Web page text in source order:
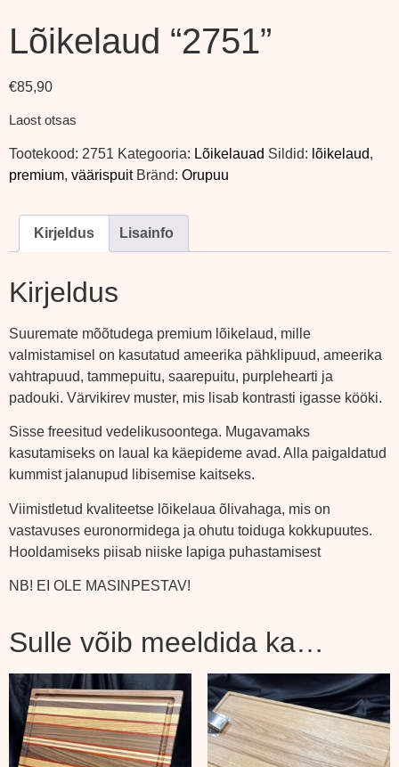
Lõikelaud “2751”
€85,90
Laost otsas
Tootekood: 2751 Kategooria: Lõikelauad Sildid: lõikelaud,
premium, väärispuit Bränd: Orupuu
Kirjeldus Lisainfo
Kirjeldus
Suuremate mõõtudega premium lõikelaud, mille
valmistamisel on kasutatud ameerika pähklipuud, ameerika
vahtrapuud, tammepuitu, saarepuitu, purplehearti ja
padouki. Värvikirev muster, mis lisab kontrasti igasse kööki.
Sisse freesitud vedelikusoontega. Mugavamaks
kasutamiseks on laual ka käepideme avad. Alla paigaldatud
kummist jalanupud libisemise kaitseks.
Viimistletud kvaliteetse lõikelaua õlivahaga, mis on
vastavuses euronormidega ja ohutu toiduga kokkupuutes.
Hooldamiseks piisab niiske lapiga puhastamisest
NB! EI OLE MASINPESTAV!
Sulle võib meeldida ka…